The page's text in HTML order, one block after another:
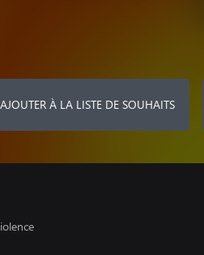
AJOUTER À LA LISTE DE SOUHAITS